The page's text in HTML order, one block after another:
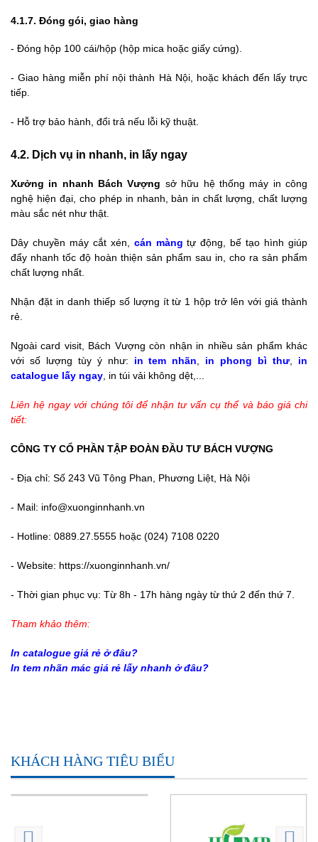
4.1.7. Đóng gói, giao hàng
- Đóng hộp 100 cái/hộp (hộp mica hoặc giấy cứng).
-Giao hàng miễn phí nội thành Hà Nội, hoặc khách đến lấy trực
tiếp.
- Hỗ trợ bảo hành, đổi trả nếu lỗi kỹ thuật.
4.2. Dịch vụ in nhanh, in lấy ngay
Xưởng in nhanh Bách Vượng sở hữu hệ thống máy in công
nghệ hiện đại, cho phép in nhanh, bản in chất lượng, chất lượng
màu sắc nét như thật.
Dây chuyền máy cắt xén, cán màng tự động, bế tạo hình giúp
đẩy nhanh tốc độ hoàn thiện sản phẩm sau in, cho ra sản phẩm
chất lượng nhất.
Nhận đặt in danh thiếp số lượng ít từ 1 hộp trở lên với giá thành
rẻ.
Ngoài card visit, Bách Vượng còn nhận in nhiều sản phẩm khác
với số lượng tùy ý như: in tem nhãn in phong bì thư, in
catalogue lấy ngay , in túi vải không dệt,...
Liên hệ ngay với chúng tôi để nhận tư vấn cụ thể và báo giá chi
tiết:
CÔNG TY CỔ PHẦN TẬP ĐOÀN ĐẦU TƯ BÁCH VƯỢNG
- Địa chỉ: Số 243 Vũ Tông Phan, Phương Liệt, Hà Nội
- Mail: info@xuonginnhanh.vn
- Hotline: 0889.27.5555 hoặc (024) 7108 0220
- Website: https://xuonginnhanh.vn/
- Thời gian phục vụ: Từ 8h - 17h hàng ngày từ thứ 2 đến thứ 7.
Tham khảo thêm:
In catalogue giá rẻ ở đâu?
In tem nhãn mác giá rẻ lấy nhanh ở đâu?
KHÁCH HÀNG TIÊU BIỂU